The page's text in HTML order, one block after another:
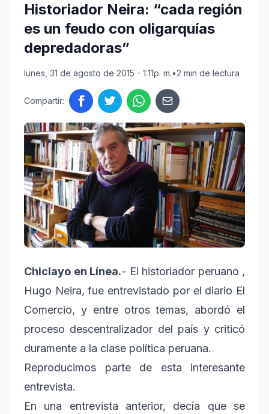
Historiador Neira: “cada región
es un feudo con oligarquías
depredadoras”
lunes, 31 de agosto de 2015 - 1:11p. m.•2 min de lectura
Compartir:
Chiclayo en Línea.- El historiador peruano ,
Hugo Neira, fue entrevistado por el diario El
Comercio, y entre otros temas, abordó el
proceso descentralizador del país y criticó
duramente a la clase política peruana.
Reproducimos parte de esta interesante
entrevista.
En una entrevista anterior, decía que se